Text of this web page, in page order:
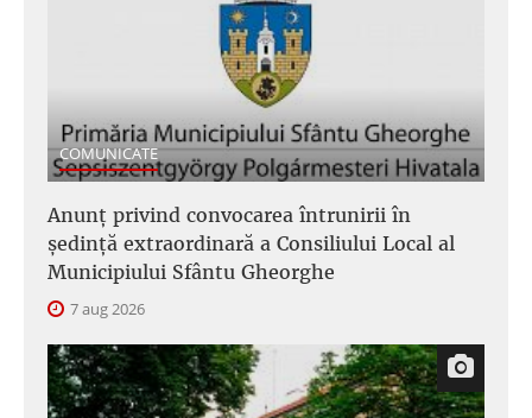
COMUNICATE
Anunţ privind convocarea întrunirii în
şedinţă extraordinară a Consiliului Local al
Municipiului Sfântu Gheorghe
7 aug 2026